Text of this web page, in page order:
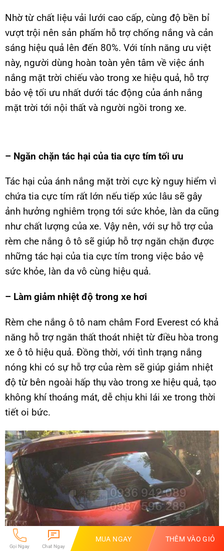
Nhờ từ chất liệu vải lưới cao cấp, cùng độ bền bỉ
vượt trội nên sản phẩm hỗ trợ chống nắng và cản
sáng hiệu quả lên đến 80%. Với tính năng ưu việt
này, người dùng hoàn toàn yên tâm về việc ánh
nắng mặt trời chiếu vào trong xe hiệu quả, hỗ trợ
bảo vệ tối ưu nhất dưới tác động của ánh nắng
mặt trời tới nội thất và người ngồi trong xe.
– Ngăn chặn tác hại của tia cực tím tối ưu
Tác hại của ánh nắng mặt trời cực kỳ nguy hiểm vì
chứa tia cực tím rất lớn nếu tiếp xúc lâu sẽ gây
ảnh hưởng nghiêm trọng tới sức khỏe, làn da cũng
như chất lượng của xe. Vậy nên, với sự hỗ trợ của
rèm che nắng ô tô sẽ giúp hỗ trợ ngăn chặn được
những tác hại của tia cực tím trong việc bảo vệ
sức khỏe, làn da vô cùng hiệu quả.
– Làm giảm nhiệt độ trong xe hơi
Rèm che nắng ô tô nam châm Ford Everest có khả
năng hỗ trợ ngăn thất thoát nhiệt từ điều hòa trong
xe ô tô hiệu quả. Đồng thời, với tình trạng nắng
nóng khi có sự hỗ trợ của rèm sẽ giúp giảm nhiệt
độ từ bên ngoài hấp thụ vào trong xe hiệu quả, tạo
không khí thoáng mát, dễ chịu khi lái xe trong thời
tiết oi bức.
Gọi Ngay Chat Ngay
MUA NGAY THÊM VÀO GIỎ